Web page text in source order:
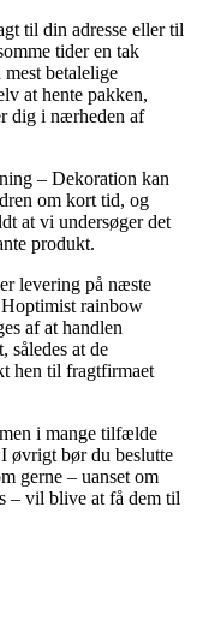
til din adresse eller til
tider en tak
betalelige
at hente pakken,
dig i nærheden af
– Dekoration kan
om kort tid, og
at vi undersøger det
produkt.
levering på næste
Hoptimist rainbow
af at handlen
således at de
hen til fragtfirmaet
i mange tilfælde
øvrigt bør du beslutte
gerne – uanset om
– vil blive at få dem til